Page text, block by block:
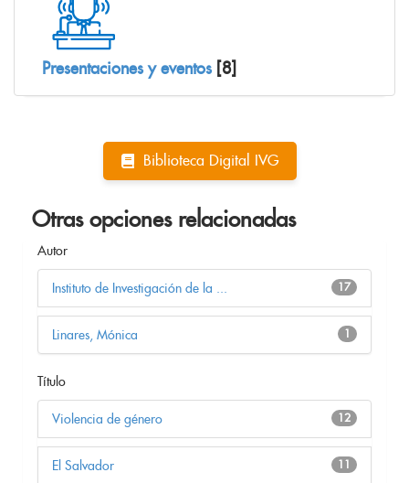
Presentaciones y eventos[8]
Biblioteca Digital IVG
Otras opciones relacionadas
Autor
17
Instituto de Investigación de la ...
1
Linares, Mónica
Título
12
Violencia de género
11
El Salvador